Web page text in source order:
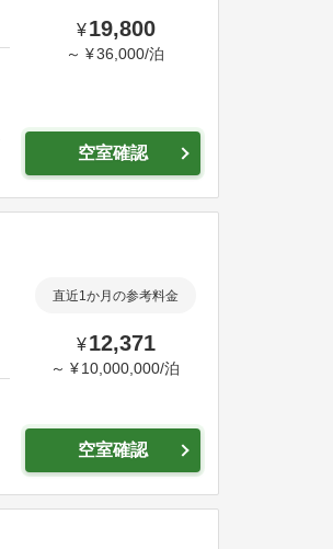
¥ 19,800
～ ¥36,000/泊
空室確認
直近1か月の参考料金
¥ 12,371
～ ¥ 10,000,000/泊
空室確認